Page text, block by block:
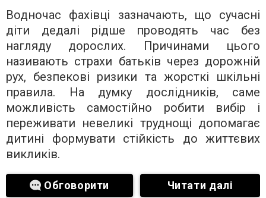
Водночас фахівці зазначають, що сучасні
діти дедалі рідше проводять час без
нагляду дорослих. Причинами цього
називають страхи батьків через дорожній
рух, безпекові ризики та жорсткі шкільні
правила. На думку дослідників, саме
можливість самостійно робити вибір і
переживати невеликі труднощі допомагає
дитині формувати стійкість до життєвих
викликів.
Обговорити Читати далі